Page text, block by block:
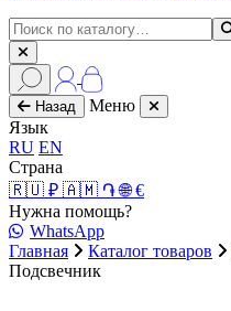
Назад
Меню
Язык
RU EN
Страна
🇷🇺 ₽ 🇦🇲 ֏🌐 €
Нужна помощь?
WhatsApp
Главная
Каталог товаров
Подсвечник